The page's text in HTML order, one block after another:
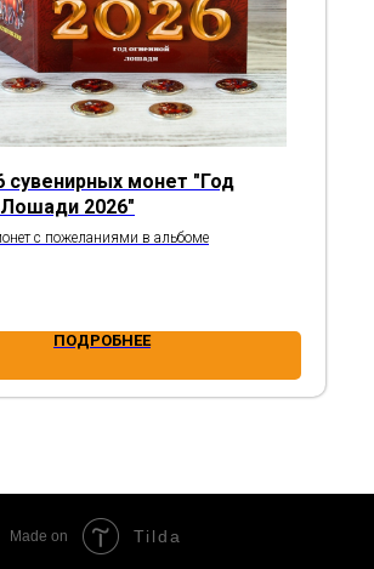
сувенирных монет "Год
2026"
с пожеланиями в альбоме
ПОДРОБНЕЕ
Made on Tilda